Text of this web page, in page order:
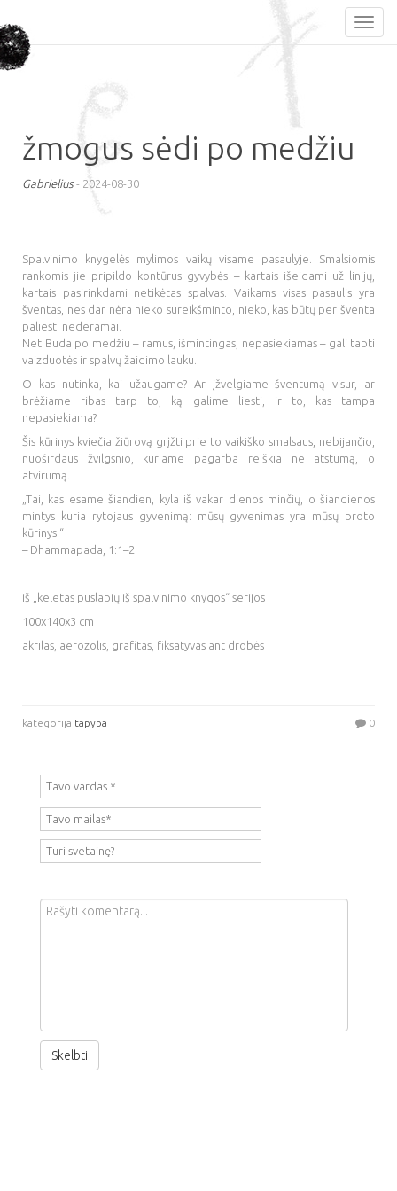
žmogus sėdi po medžiu
Gabrielius- 2024-08-30
Spalvinimo knygelės mylimos vaikų visame pasaulyje. Smalsiomis
rankomis jie pripildo kontūrus gyvybės – kartais išeidami už linijų,
kartais pasirinkdami netikėtas spalvas. Vaikams visas pasaulis yra
šventas, nes dar nėra nieko sureikšminto, nieko, kas būtų per šventa
paliesti nederamai.
Net Buda po medžiu – ramus, išmintingas, nepasiekiamas – gali tapti
vaizduotės ir spalvų žaidimo lauku.
O kas nutinka, kai užaugame? Ar įžvelgiame šventumą visur, ar
brėžiame ribas tarp to, ką galime liesti, ir to, kas tampa
nepasiekiama?
Šis kūrinys kviečia žiūrovą grįžti prie to vaikiško smalsaus, nebijančio,
nuoširdaus žvilgsnio, kuriame pagarba reiškia ne atstumą, o
atvirumą.
„Tai, kas esame šiandien, kyla iš vakar dienos minčių, o šiandienos
mintys kuria rytojaus gyvenimą: mūsų gyvenimas yra mūsų proto
kūrinys.“
– Dhammapada, 1:1–2
iš „keletas puslapių iš spalvinimo knygos“ serijos
100x140x3 cm
akrilas, aerozolis, grafitas, fiksatyvas ant drobės
kategorija tapyba 0